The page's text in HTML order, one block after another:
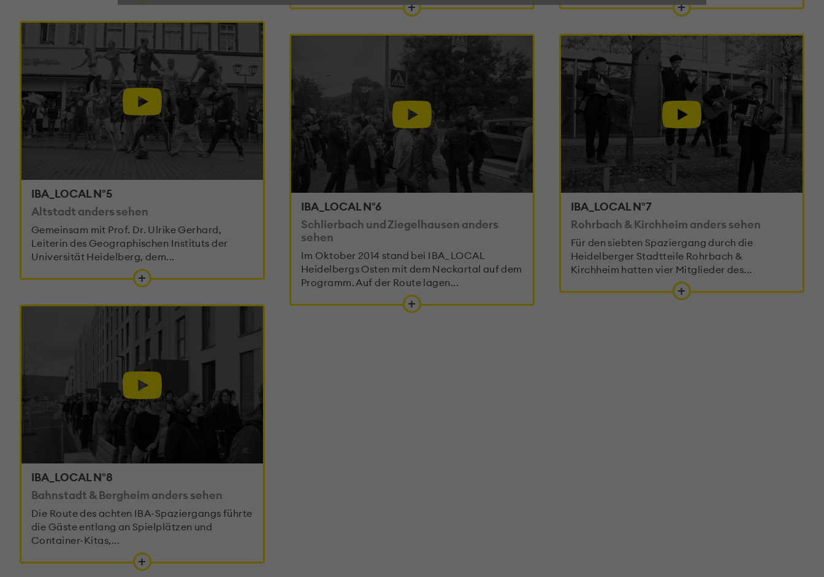
IBA_LOCAL N°5
Altstadt anders sehen
Gemeinsam mit Prof. Dr. Ulrike Gerhard,
Leiterin des Geographischen Instituts der
Universität Heidelberg, dem...
IBA_LOCAL N°6
Schlierbach und Ziegelhausen anders
sehen
Im Oktober 2014 stand bei IBA_LOCAL
Heidelbergs Osten mit dem Neckartal auf dem
Programm. Auf der Route lagen...
IBA_LOCAL N°7
Rohrbach & Kirchheim anders sehen
Für den siebten Spaziergang durch die
Heidelberger Stadtteile Rohrbach &
Kirchheim hatten vier Mitglieder des...
IBA_LOCAL N°8
Bahnstadt & Bergheim anders sehen
Die Route des achten IBA-Spaziergangs führte
die Gäste entlang an Spielplätzen und
Container-Kitas,...